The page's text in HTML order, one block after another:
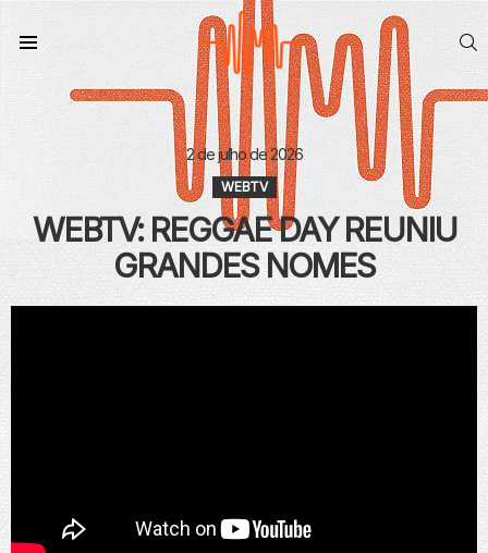
2 de julho de 2026
WEBTV
WEBTV: REGGAE DAY REUNIU
GRANDES NOMES